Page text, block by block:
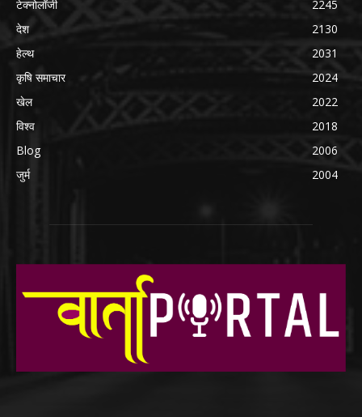
टेक्नोलॉजी
2245
देश
2130
हेल्थ
2031
कृषि समाचार
2024
खेल
2022
विश्व
2018
Blog
2006
जुर्म
2004